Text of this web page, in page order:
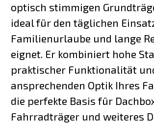
optisch stimmigen
ideal für den täglichen
Familienurlaube und lange
eignet. Er kombiniert hohe
praktischer Funktionalität
ansprechenden Optik Ihres
die perfekte Basis für
Fahrradträger und weiteres